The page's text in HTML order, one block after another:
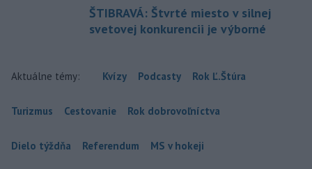
ŠTIBRAVÁ: Štvrté miesto v silnej
svetovej konkurencii je výborné
Aktuálne témy: Kvízy Podcasty Rok Ľ.Štúra
Turizmus Cestovanie Rok dobrovoľníctva
Dielo týždňa Referendum MS v hokeji